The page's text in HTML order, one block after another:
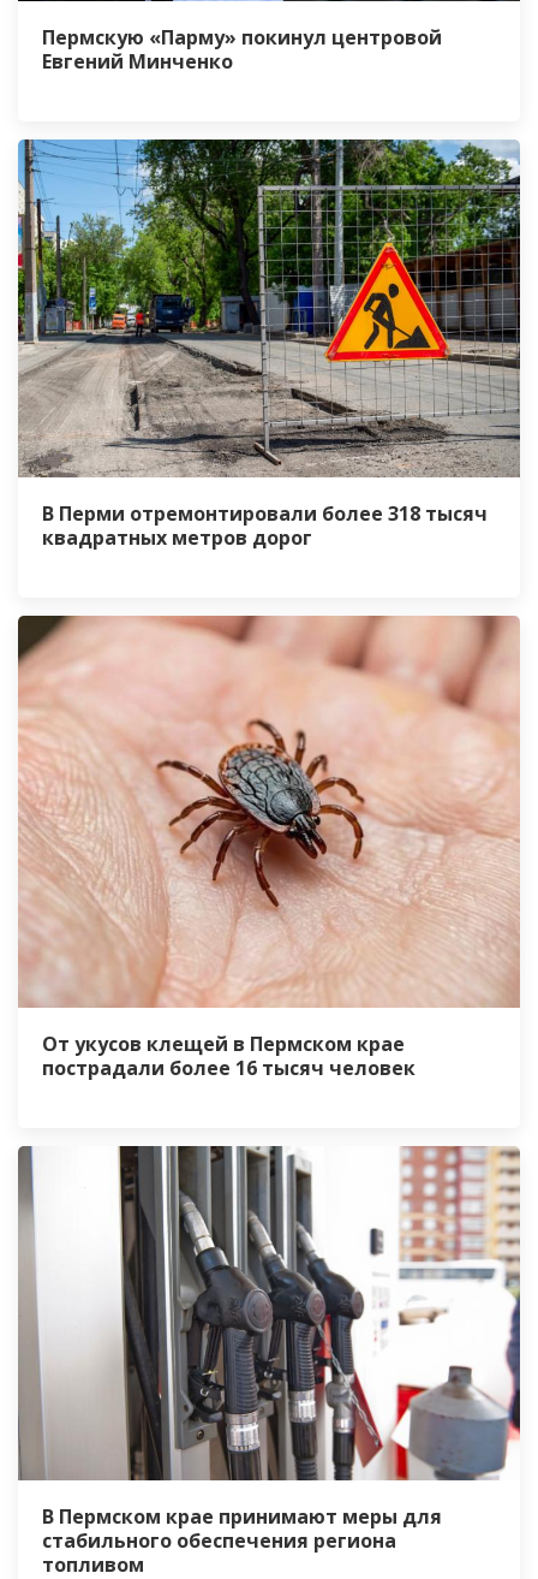
Пермскую «Парму» покинул центровой
Евгений Минченко
В Перми отремонтировали более 318 тысяч
квадратных метров дорог
От укусов клещей в Пермском крае
пострадали более 16 тысяч человек
В Пермском крае принимают меры для
стабильного обеспечения региона
топливом